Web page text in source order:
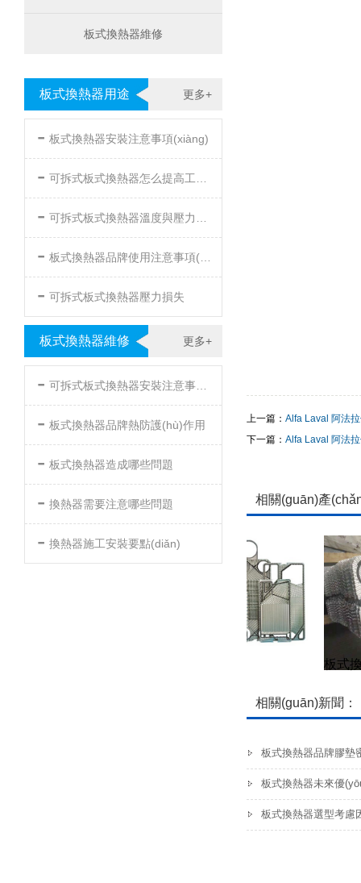
板式換熱器維修
更多+
板式換熱器用途
- 板式換熱器安裝注意事項(xiàng)
- 可拆式板式換熱器怎么提高工作效率
- 可拆式板式換熱器溫度與壓力的要求
- 板式換熱器品牌使用注意事項(xiàng)
- 可拆式板式換熱器壓力損失
更多+
板式換熱器維修
- 可拆式板式換熱器安裝注意事項(xiàng)
- 板式換熱器品牌熱防護(hù)作用
- 板式換熱器造成哪些問題
- 換熱器需要注意哪些問題
- 換熱器施工安裝要點(diǎn)
上一篇： Alfa Laval 阿法
下一篇： Alfa Laval 阿法
相關(guān)產
板式
相關(guān)新聞：
板式換熱器品牌膠墊
板式換熱器未來優
板式換熱器選型考慮